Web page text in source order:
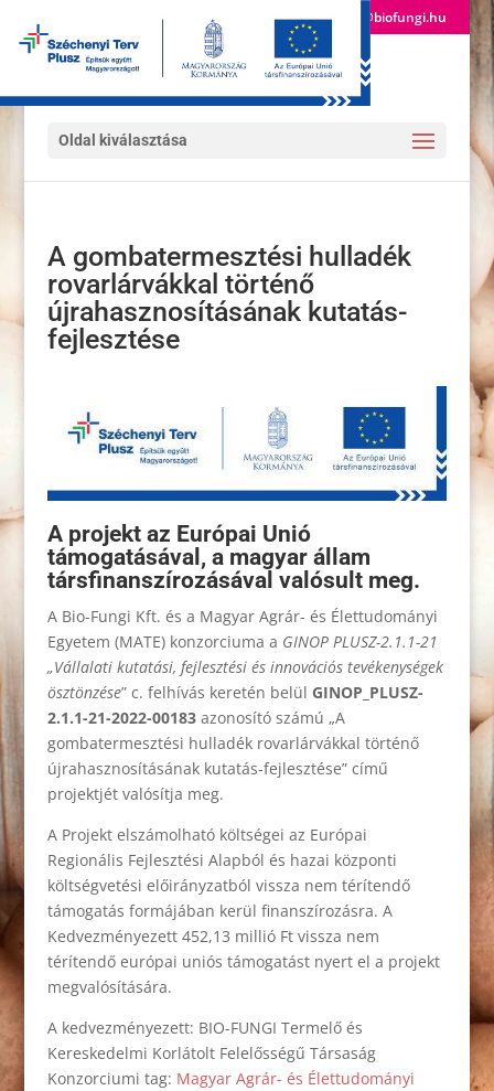
(+36) 24 522 600 info@biofungi.hu
Oldal kiválasztása
A gombatermesztési hulladék
rovarlárvákkal történő
újrahasznosításának kutatás-
fejlesztése
A projekt az Európai Unió
támogatásával, a magyar állam
társfinanszírozásával valósult meg.
A Bio-Fungi Kft. és a Magyar Agrár- és Élettudományi
Egyetem (MATE) konzorciuma a GINOP PLUSZ-2.1.1-21
„Vállalati kutatási, fejlesztési és innovációs tevékenységek
ösztönzése” c. felhívás keretén belül GINOP_PLUSZ-
2.1.1-21-2022-00183azonosító számú „A
gombatermesztési hulladék rovarlárvákkal történő
újrahasznosításának kutatás-fejlesztése” című
projektjét valósítja meg.
A Projekt elszámolható költségei az Európai
Regionális Fejlesztési Alapból és hazai központi
költségvetési előirányzatból vissza nem térítendő
támogatás formájában kerül finanszírozásra. A
Kedvezményezett 452,13 millió Ft vissza nem
térítendő európai uniós támogatást nyert el a projekt
megvalósítására.
A kedvezményezett: BIO-FUNGI Termelő és
Kereskedelmi Korlátolt Felelősségű Társaság
Konzorciumi tag: Magyar Agrár- és Élettudományi